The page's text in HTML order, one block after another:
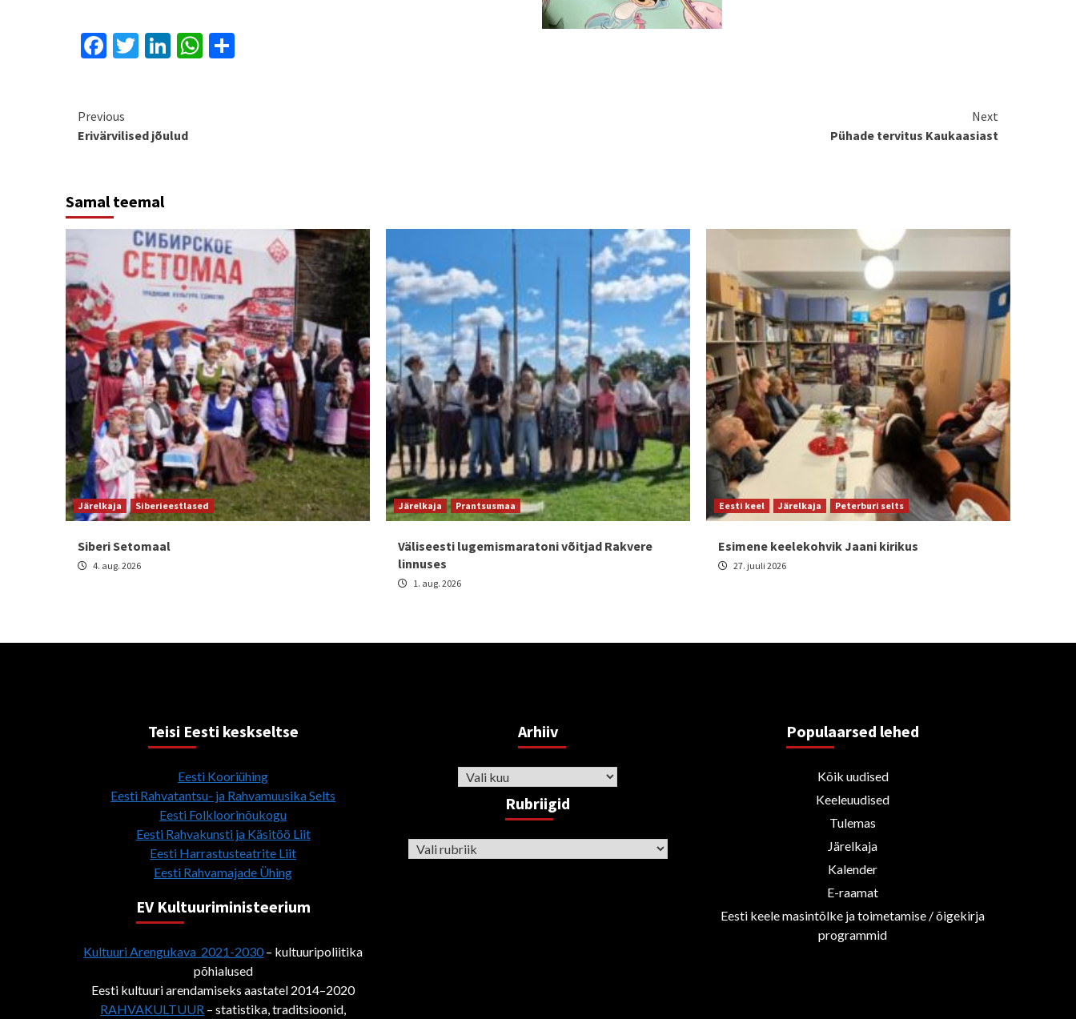
Facebook
Twitter
LinkedIn
WhatsApp
Continue
Reading
Previous
Erivärvilised jõulud
Next
Pühade tervitus Kaukaasiast
Samal teemal
Järelkaja Siberieestlased
Siberi Setomaal
4. aug. 2026
Järelkaja Prantsusmaa
Väliseesti lugemismaratoni võitjad Rakvere
linnuses
1. aug. 2026
Eesti keel Järelkaja Peterburi selts
Esimene keelekohvik Jaani kirikus
27. juuli 2026
Teisi Eesti keskseltse
Eesti Kooriühing
Eesti Rahvatantsu- ja Rahvamuusika Selts
Eesti Folkloorinõukogu
Eesti Rahvakunsti ja Käsitöö Liit
Eesti Harrastusteatrite Liit
Eesti Rahvamajade Ühing
EV Kultuuriministeerium
Kultuuri Arengukava 2021-2030– kultuuripoliitika
põhialused
Eesti kultuuri arendamiseks aastatel 2014–2020
RAHVAKULTUUR – statistika, traditsioonid,
Arhiiv
Arhiiv
Rubriigid
Rubriigid
Populaarsed lehed
Kõik uudised
Keeleuudised
Tulemas
Järelkaja
Kalender
E-raamat
Eesti keele masintõlke ja toimetamise / õigekirja
programmid